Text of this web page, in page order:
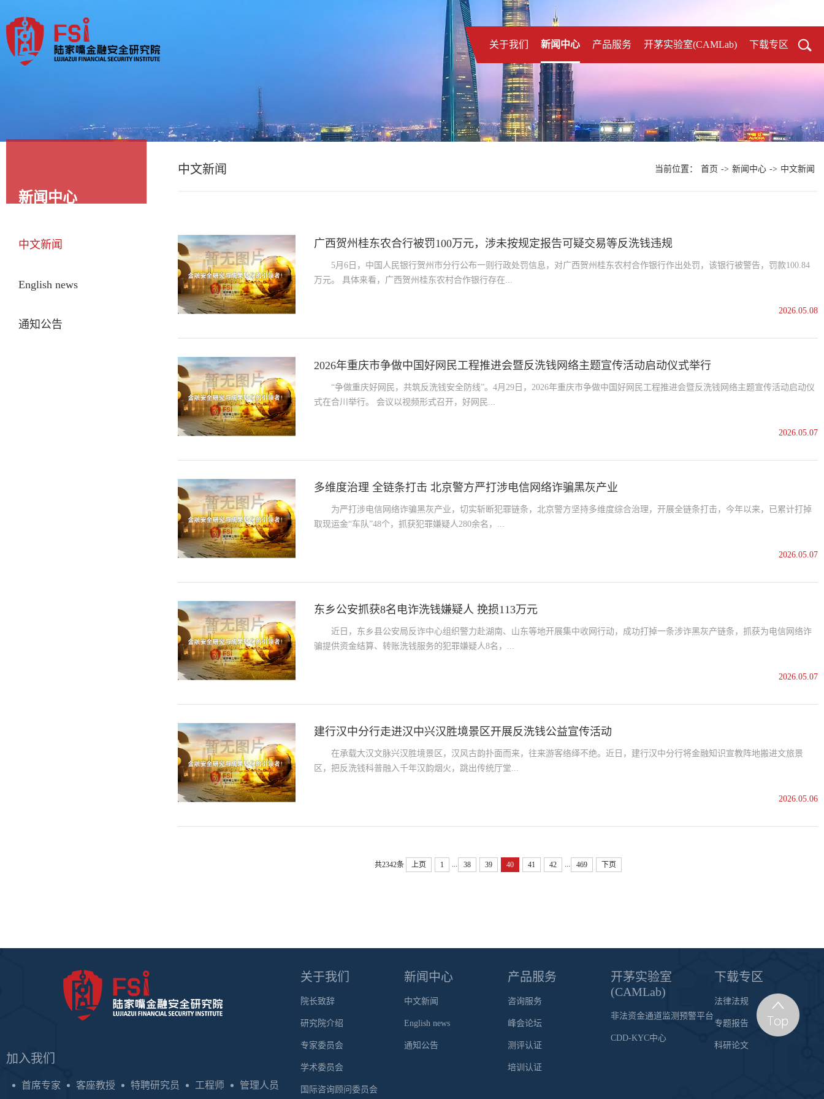
关于我们 新闻中心 产品服务 开茅实验室(CAMLab) 下载专区
新闻中心
中文新闻
English news
通知公告
中文新闻 当前位置： 首页 -> 新闻中心 -> 中文新闻
广西贺州桂东农合行被罚100万元，涉未按规定报告可疑交易等反洗钱违规
5月6日，中国人民银行贺州市分行公布一则行政处罚信息，对广西贺州桂东农村合作银行作出处罚，该银行被警告，罚款100.84
万元。 具体来看，广西贺州桂东农村合作银行存在...
2026.05.08
2026年重庆市争做中国好网民工程推进会暨反洗钱网络主题宣传活动启动仪式举行
“争做重庆好网民，共筑反洗钱安全防线”。4月29日，2026年重庆市争做中国好网民工程推进会暨反洗钱网络主题宣传活动启动仪
式在合川举行。 会议以视频形式召开，好网民...
2026.05.07
多维度治理 全链条打击 北京警方严打涉电信网络诈骗黑灰产业
为严打涉电信网络诈骗黑灰产业，切实斩断犯罪链条，北京警方坚持多维度综合治理，开展全链条打击，今年以来，已累计打掉
取现运金“车队”48个，抓获犯罪嫌疑人280余名，...
2026.05.07
东乡公安抓获8名电诈洗钱嫌疑人 挽损113万元
近日，东乡县公安局反诈中心组织警力赴湖南、山东等地开展集中收网行动，成功打掉一条涉诈黑灰产链条，抓获为电信网络诈
骗提供资金结算、转账洗钱服务的犯罪嫌疑人8名，...
2026.05.07
建行汉中分行走进汉中兴汉胜境景区开展反洗钱公益宣传活动
在承载大汉文脉兴汉胜境景区，汉风古韵扑面而来，往来游客络绎不绝。近日，建行汉中分行将金融知识宣教阵地搬进文旅景
区，把反洗钱科普融入千年汉韵烟火，跳出传统厅堂...
2026.05.06
共2342条 上页 1 38 39 40 41 42 469 下页
加入我们
首席专家 客座教授 特聘研究员 工程师 管理人员
关于我们
院长致辞
研究院介绍
专家委员会
学术委员会
国际咨询顾问委员会
新闻中心
中文新闻
English news
通知公告
产品服务
咨询服务
峰会论坛
测评认证
培训认证
开茅实验室
(CAMLab)
非法资金通道监测预警平台
CDD-KYC中心
下载专区
法律法规
专题报告
科研论文